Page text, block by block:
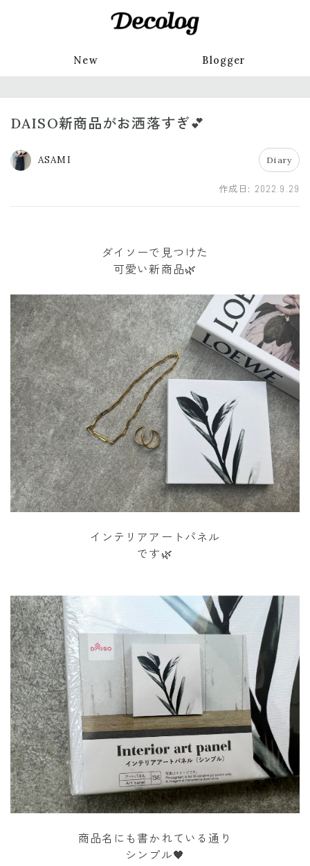
New Blogger
DAISO新商品がお洒落すぎ💕
ASAMI Diary
作成日: 2022.9.29
ダイソーで見つけた
可愛い新商品🌿
インテリアアートパネル
です🌿
商品名にも書かれている通り
シンプル🖤